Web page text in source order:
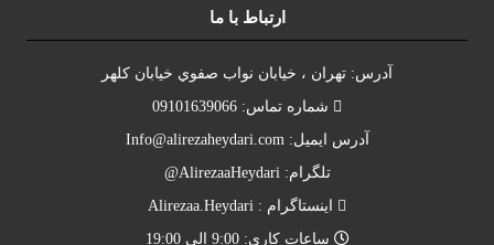
ارتباط با ما
آدرس: تهران ، خيابان نواب صفوي خيابان کلهر
شماره تماس: 09101639066
آدرس ايميل: Info@alirezaheydari.com
تلگرام: AlirezaaHeydari@
اينستاگرام : Alirezaa.Heydari
ساعات کاري: 9:00 الي 19:00